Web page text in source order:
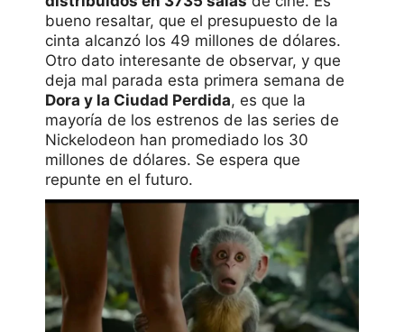
bueno resaltar, que el presupuesto de la
cinta alcanzó los 49 millones de dólares.
Otro dato interesante de observar, y que
deja mal parada esta primera semana de
Dora y la Ciudad Perdida, es que la
mayoría de los estrenos de las series de
Nickelodeon han promediado los 30
millones de dólares. Se espera que
repunte en el futuro.